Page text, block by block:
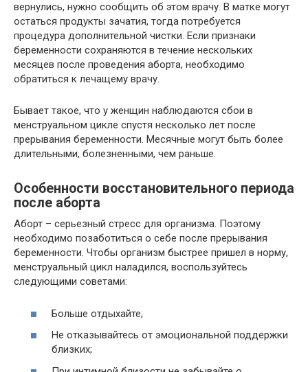
вернулись, нужно сообщить об этом врачу. В матке могут
остаться продукты зачатия, тогда потребуется
процедура дополнительной чистки. Если признаки
беременности сохраняются в течение нескольких
месяцев после проведения аборта, необходимо
обратиться к лечащему врачу.
Бывает такое, что у женщин наблюдаются сбои в
менструальном цикле спустя несколько лет после
прерывания беременности. Месячные могут быть более
длительными, болезненными, чем раньше.
Особенности восстановительного периода
после аборта
Аборт – серьезный стресс для организма. Поэтому
необходимо позаботиться о себе после прерывания
беременности. Чтобы организм быстрее пришел в норму,
менструальный цикл наладился, воспользуйтесь
следующими советами:
Больше отдыхайте;
Не отказывайтесь от эмоциональной поддержки
близких;